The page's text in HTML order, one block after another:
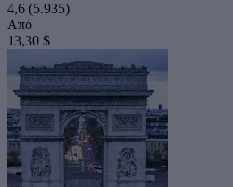
4,6 (5.935)
Από
13,30 $